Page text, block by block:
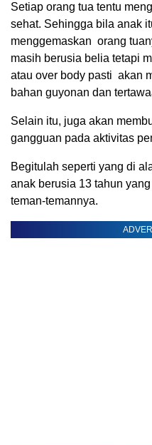
Setiap orang tua tentu
sehat. Sehingga bila anak
menggemaskan orang
masih berusia belia tetapi
atau over body pasti akan
bahan guyonan dan
Selain itu, juga akan
gangguan pada aktivitas
Begitulah seperti yang di
anak berusia 13 tahun
teman-temannya.